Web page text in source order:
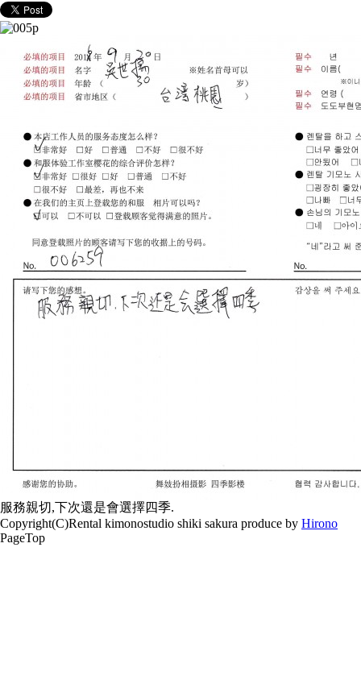
服務親切,下次還是會選擇四季.
Copyright(C)Rental kimonostudio shiki sakura produce by Hirono
PageTop